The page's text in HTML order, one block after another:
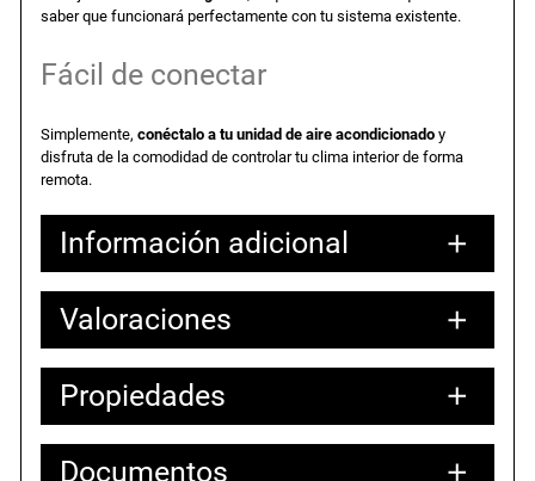
n
a
l
r
a
:
6
l
s
0
3
saber que funcionará perfectamente con tu sistema existente.
Fácil de conectar
Simplemente, conéctalo a tu unidad de aire acondicionadoy
disfruta de la comodidad de controlar tu clima interior de forma
remota.
Información adicional
Atributos Valor
Peso 1,00000 kg
Valoraciones
0 valoraciones en Interfaz
Wi-Fi Fujitsu-General UTY-
Propiedades
Documentos